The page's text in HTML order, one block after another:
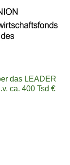
das LEADER
ca. 400 Tsd €